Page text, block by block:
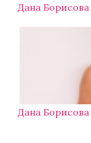
Дана
Дана